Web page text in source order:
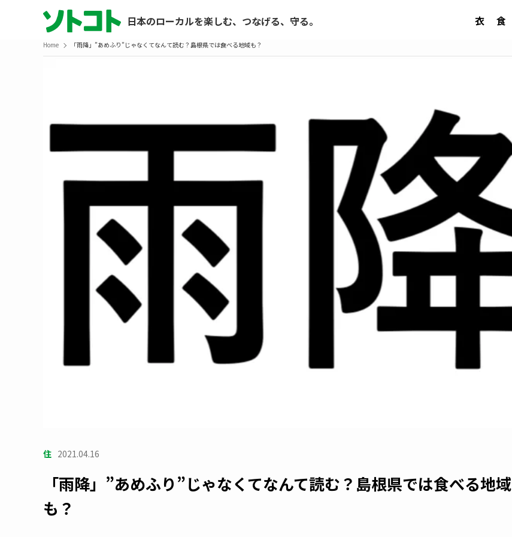
日本のローカルを楽しむ、つなげる、守る。 衣 食
Home 「雨降」”あめふり”じゃなくてなんて読む？島根県では食べる地域も？
住 2021.04.16
「雨降」”あめふり”じゃなくてなんて読む？島根県では食べる地域
も？